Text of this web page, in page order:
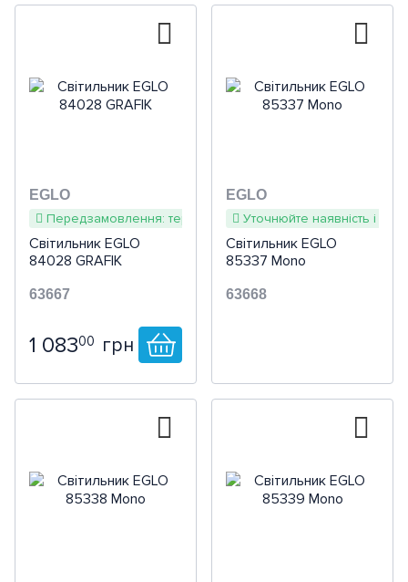
EGLO
Передзамовлення: термін постачання 3-4 тижні
Світильник EGLO
84028 GRAFIK
63667
1 08300 грн
EGLO
Уточнюйте наявність і
Світильник EGLO
85337 Mono
63668